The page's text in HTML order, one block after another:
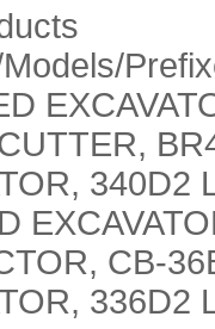
340D2
CB-
336D2